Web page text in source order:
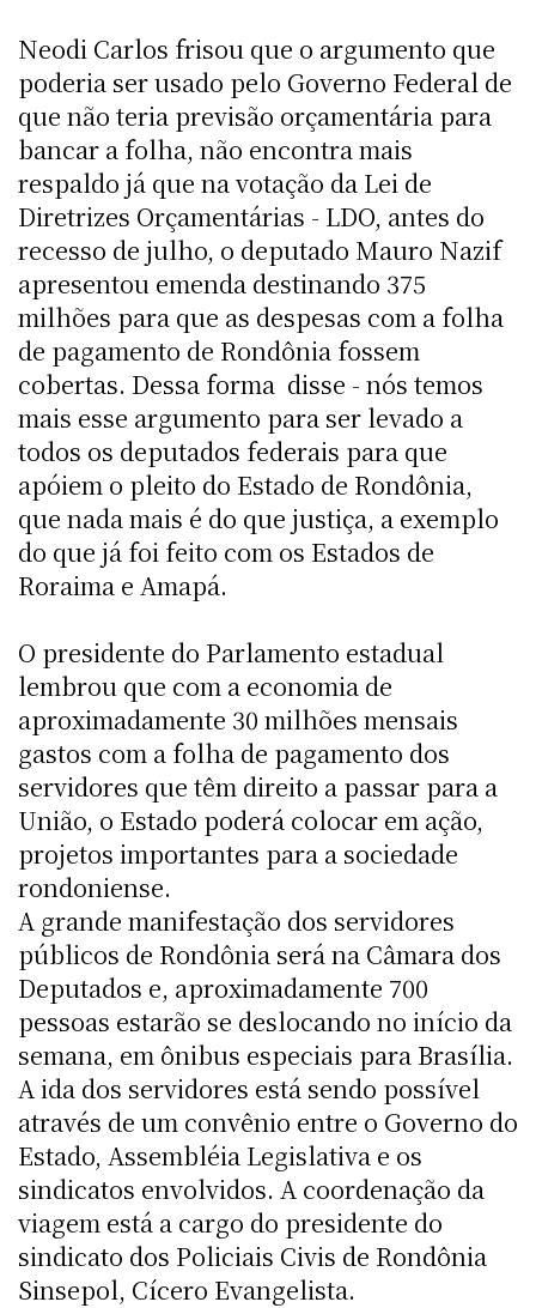
Neodi Carlos frisou que o argumento que
poderia ser usado pelo Governo Federal de
que não teria previsão orçamentária para
bancar a folha, não encontra mais
respaldo já que na votação da Lei de
Diretrizes Orçamentárias - LDO, antes do
recesso de julho, o deputado Mauro Nazif
apresentou emenda destinando 375
milhões para que as despesas com a folha
de pagamento de Rondônia fossem
cobertas. Dessa forma  disse - nós temos
mais esse argumento para ser levado a
todos os deputados federais para que
apóiem o pleito do Estado de Rondônia,
que nada mais é do que justiça, a exemplo
do que já foi feito com os Estados de
Roraima e Amapá.
O presidente do Parlamento estadual
lembrou que com a economia de
aproximadamente 30 milhões mensais
gastos com a folha de pagamento dos
servidores que têm direito a passar para a
União, o Estado poderá colocar em ação,
projetos importantes para a sociedade
rondoniense.
A grande manifestação dos servidores
públicos de Rondônia será na Câmara dos
Deputados e, aproximadamente 700
pessoas estarão se deslocando no início da
semana, em ônibus especiais para Brasília.
A ida dos servidores está sendo possível
através de um convênio entre o Governo do
Estado, Assembléia Legislativa e os
sindicatos envolvidos. A coordenação da
viagem está a cargo do presidente do
sindicato dos Policiais Civis de Rondônia 
Sinsepol, Cícero Evangelista.